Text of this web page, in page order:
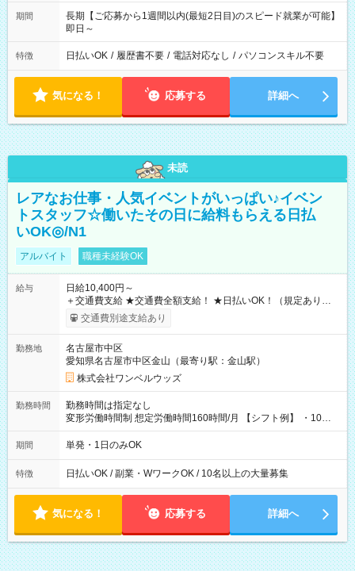
期間
長期【ご応募から1週間以内(最短2日目)のスピード就業が可能】
即日～
特徴 日払いOK / 履歴書不要 / 電話対応なし / パソコンスキル不要
気になる！ 応募する 詳細へ
未読
レアなお仕事・人気イベントがいっぱい♪イベン
トスタッフ☆働いたその日に給料もらえる日払
いOK◎/N1
アルバイト 職種未経験OK
給与
日給10,400円～
＋交通費支給 ★交通費全額支給！ ★日払いOK！（規定あり） ┗
働いたその日に現金GET♪ お仕事後はコンビニATMから 日払
交通費別途支給あり
勤務地
名古屋市中区
愛知県名古屋市中区金山（最寄り駅：金山駅）
株式会社ワンベルウッズ
勤務時間
勤務時間は指定なし
変形労働時間制 想定労働時間160時間/月 【シフト例】 ・10：
00～20：00
期間 単発・1日のみOK
特徴 日払いOK / 副業・WワークOK / 10名以上の大量募集
気になる！ 応募する 詳細へ